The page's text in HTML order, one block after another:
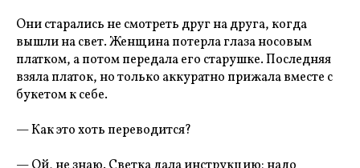
Они старались не смотреть друг на друга, когда
вышли на свет. Женщина потерла глаза носовым
платком, а потом передала его старушке. Последняя
взяла платок, но только аккуратно прижала вместе с
букетом к себе.
— Как это хоть переводится?